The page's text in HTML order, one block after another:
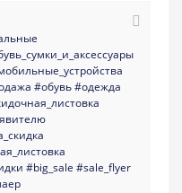
#обувь#одежда
#big_sale #sale_flyer